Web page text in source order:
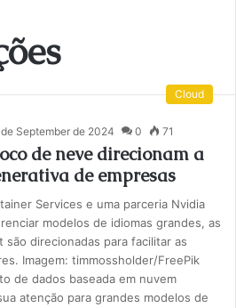
Cloud
September de 2024 0 71
de neve direcionam a
de empresas
Services e uma parceria Nvidia
modelos de idiomas grandes, as
são direcionadas para facilitar as
Imagem: timmossholder/FreePik
de dados baseada em nuvem
atenção para grandes modelos de